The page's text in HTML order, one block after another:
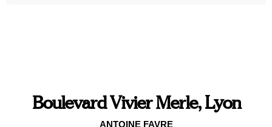
Boulevard Vivier Merle, Lyon
ANTOINE FAVRE